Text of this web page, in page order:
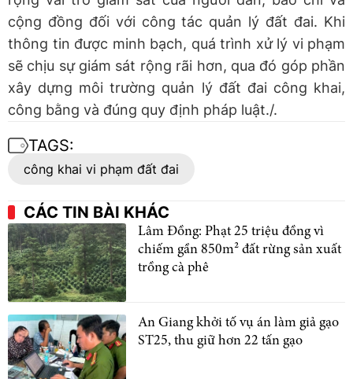
cộng đồng đối với công tác quản lý đất đai. Khi
thông tin được minh bạch, quá trình xử lý vi phạm
sẽ chịu sự giám sát rộng rãi hơn, qua đó góp phần
xây dựng môi trường quản lý đất đai công khai,
công bằng và đúng quy định pháp luật./.
TAGS:
công khai vi phạm đất đai
CÁC TIN BÀI KHÁC
Lâm Đồng: Phạt 25 triệu đồng vì
chiếm gần 850m² đất rừng sản xuất
trồng cà phê
An Giang khởi tố vụ án làm giả gạo
ST25, thu giữ hơn 22 tấn gạo